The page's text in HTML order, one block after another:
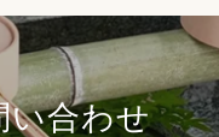
い合わせ